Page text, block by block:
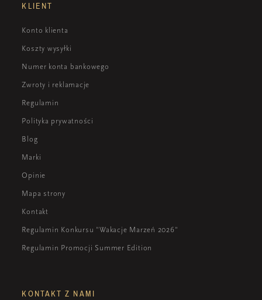
KLIENT
Konto klienta
Koszty wysyłki
Numer konta bankowego
Zwroty i reklamacje
Regulamin
Polityka prywatności
Blog
Marki
Opinie
Mapa strony
Kontakt
Regulamin Konkursu "Wakacje Marzeń 2026"
Regulamin Promocji Summer Edition
KONTAKT Z NAMI